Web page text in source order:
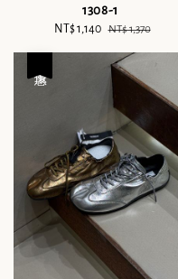
1308-1
Sale
NT$ 1,140 Regular
NT$ 1,370